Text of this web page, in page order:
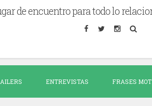
de encuentro para todo lo
ENTREVISTAS FRASES